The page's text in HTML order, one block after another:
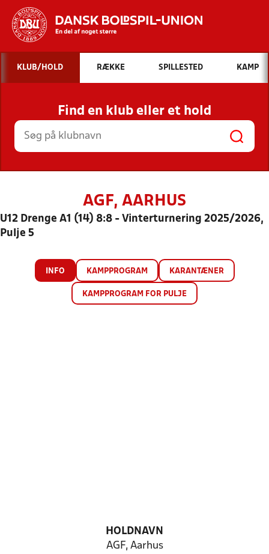
Hvad vil du søge efter?
INDHOLD OG NYHEDER
STILLINGER, RESULTATER, KLUBBER OG
HOLD
KLUB/HOLD RÆKKE SPILLESTED KAMP
Find en klub eller et hold
AGF, AARHUS
U12 Drenge A1 (14) 8:8 - Vinterturnering 2025/2026,
Pulje 5
INFO KAMPPROGRAM KARANTÆNER
KAMPPROGRAM FOR PULJE
HOLDNAVN
AGF, Aarhus